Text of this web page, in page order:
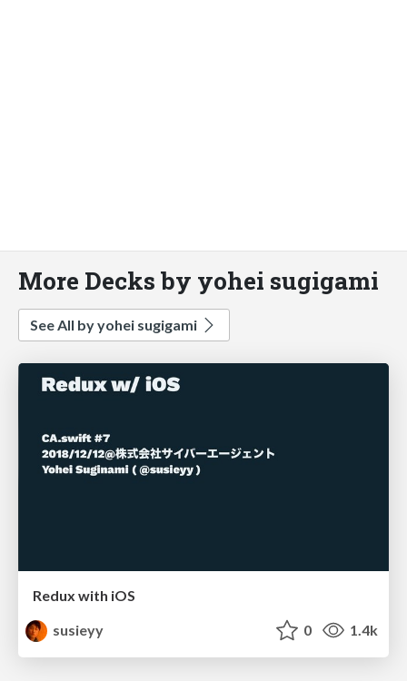
More Decks by yohei sugigami
See All by yohei sugigami
Redux with iOS
susieyy
0 1.4k